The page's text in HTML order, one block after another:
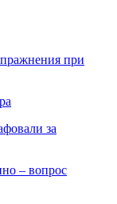
при
за
– вопрос